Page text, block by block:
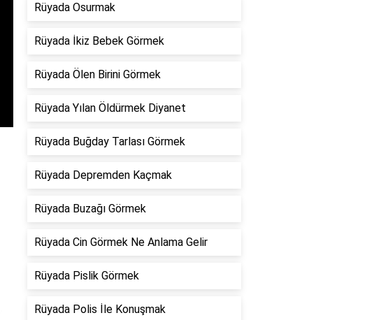
Rüyada Osurmak
Rüyada İkiz Bebek Görmek
Rüyada Ölen Birini Görmek
Rüyada Yılan Öldürmek Diyanet
Rüyada Buğday Tarlası Görmek
Rüyada Depremden Kaçmak
Rüyada Buzağı Görmek
Rüyada Cin Görmek Ne Anlama Gelir
Rüyada Pislik Görmek
Rüyada Polis İle Konuşmak